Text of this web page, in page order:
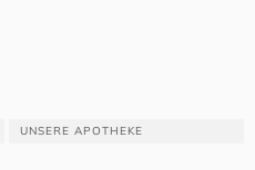
UNSERE APOTHEKE